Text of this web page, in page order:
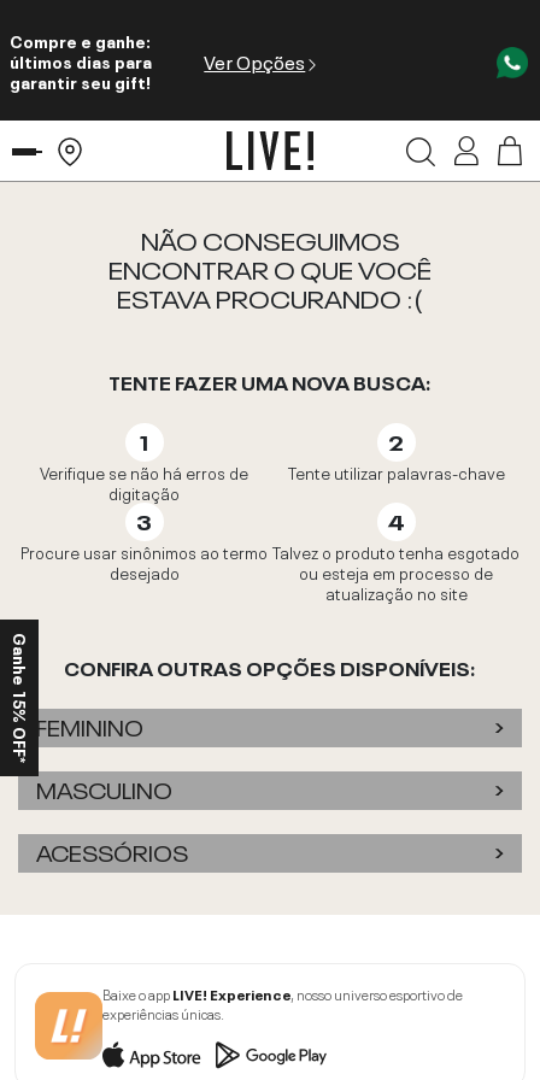
Compre e ganhe:
últimos dias para
garantir seu gift!
Ver Opções
NÃO CONSEGUIMOS
ENCONTRAR O QUE VOCÊ
ESTAVA PROCURANDO :(
TENTE FAZER UMA NOVA BUSCA:
Verifique se não há erros de
digitação
Tente utilizar palavras-chave
Procure usar sinônimos ao termo
desejado
Talvez o produto tenha esgotado
ou esteja em processo de
atualização no site
CONFIRA OUTRAS OPÇÕES DISPONÍVEIS:
FEMININO
MASCULINO
ACESSÓRIOS
Baixe o appLIVE! Experience, nosso universo esportivo de
experiências únicas.
Ganhe 15% OFF*